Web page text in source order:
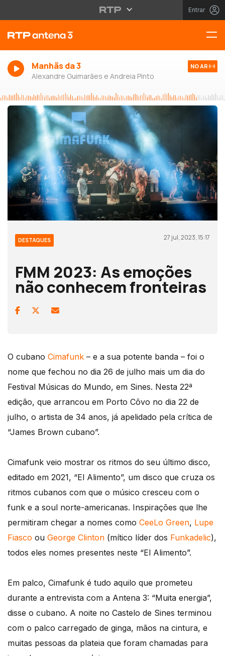
Entrar
Manhãs da 3
Alexandre Guimarães e Andreia Pinto
NO AR
DESTAQUES 27 jul, 2023, 15:17
FMM 2023: As emoções
não conhecem fronteiras
O cubano Cimafunk – e a sua potente banda – foi o
nome que fechou no dia 26 de julho mais um dia do
Festival Músicas do Mundo, em Sines. Nesta 22ª
edição, que arrancou em Porto Côvo no dia 22 de
julho, o artista de 34 anos, já apelidado pela crítica de
“James Brown cubano”.
Cimafunk veio mostrar os ritmos do seu último disco,
editado em 2021, “El Alimento”, um disco que cruza os
ritmos cubanos com que o músico cresceu com o
funk e a soul norte-americanas. Inspirações que lhe
permitiram chegar a nomes como CeeLo Green, Lupe
Fiasco ou George Clinton (mítico líder dos Funkadelic),
todos eles nomes presentes neste “El Alimento”.
Em palco, Cimafunk é tudo aquilo que prometeu
durante a entrevista com a Antena 3: “Muita energia”,
disse o cubano. A noite no Castelo de Sines terminou
com o palco carregado de ginga, mãos na cintura, e
muitas pessoas da plateia que foram chamadas para